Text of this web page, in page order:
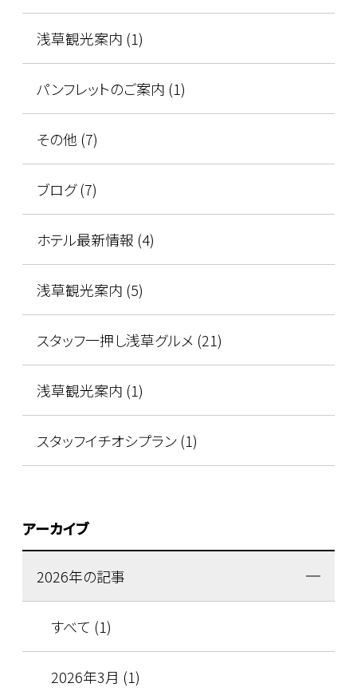
浅草観光案内 (1)
パンフレットのご案内 (1)
その他 (7)
ブログ (7)
ホテル最新情報 (4)
浅草観光案内 (5)
スタッフ一押し浅草グルメ (21)
浅草観光案内 (1)
スタッフイチオシプラン (1)
アーカイブ
2026年の記事
すべて (1)
2026年3月 (1)